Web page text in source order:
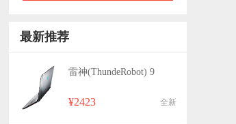
最新推荐
雷神(ThundeRobot) 9
¥2423 全新